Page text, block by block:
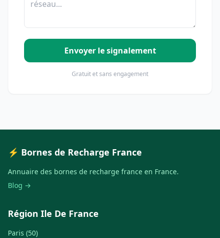
Envoyer le signalement
Gratuit et sans engagement
⚡ Bornes de Recharge France
Annuaire des bornes de recharge france en France.
Blog →
Région Ile De France
Paris (50)